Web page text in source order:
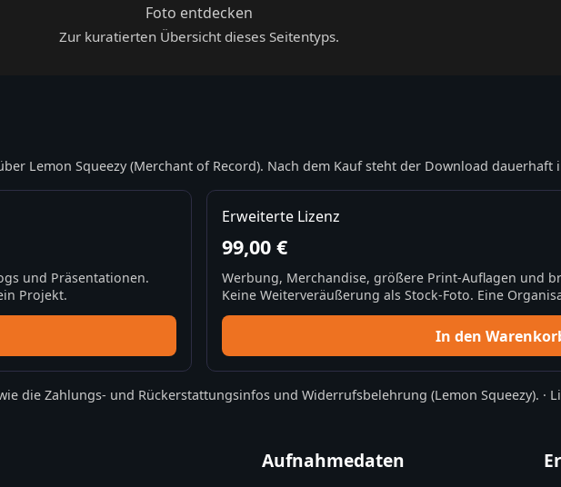
Foto entdecken
Zur kuratierten Übersicht dieses Seitentyps.
Lemon Squeezy (Merchant of Record). Nach dem Kauf steht der Download
und Präsentationen.
Projekt.
Erweiterte Lizenz
99,00 €
Werbung, Merchandise, größere Print-Auflagen und
Keine Weiterveräußerung als Stock-Foto. Eine
In den
die Zahlungs- und Rückerstattungsinfos und Widerrufsbelehrung (Lemon Squeezy). ·
Aufnahmedaten